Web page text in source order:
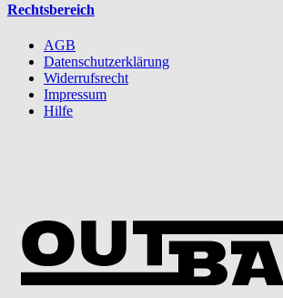
Rechtsbereich
AGB
Datenschutzerklärung
Widerrufsrecht
Impressum
Hilfe